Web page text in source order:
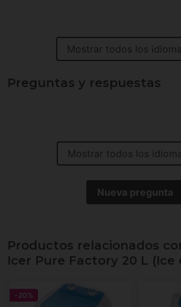
Mostrar todos los
Preguntas y respuestas
Mostrar todos los
Nueva pregunta
Productos relacionados
Icer Pure Factory 20 L (Ice
-20%